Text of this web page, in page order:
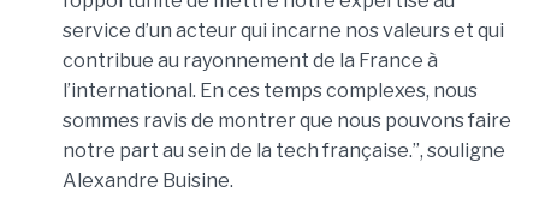
service d’un acteur qui incarne nos valeurs et qui
contribue au rayonnement de la France à
l’international. En ces temps complexes, nous
sommes ravis de montrer que nous pouvons faire
notre part au sein de la tech française.”, souligne
Alexandre Buisine.